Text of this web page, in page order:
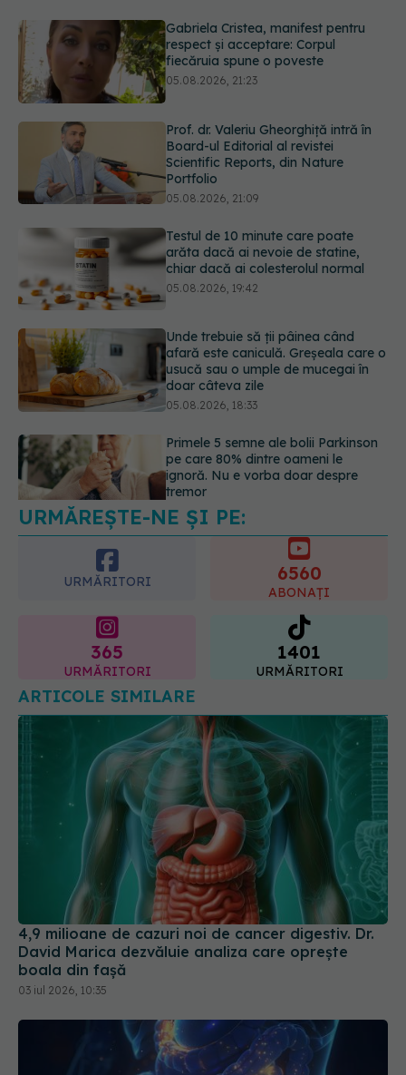
Prof. dr. Valeriu Gheorghiță intră în
Board-ul Editorial al revistei
Scientific Reports, din Nature
Portfolio
Testul de 10 minute care poate
arăta dacă ai nevoie de statine,
chiar dacă ai colesterolul normal
05.08.2026, 19:42
Unde trebuie să ții pâinea când
afară este caniculă. Greșeala care o
usucă sau o umple de mucegai în
doar câteva zile
Primele 5 semne ale bolii Parkinson
pe care 80% dintre oameni le
ignoră. Nu e vorba doar despre
tremor
05.08.2026, 17:31
Gabriela Cristea, manifest pentru
respect și acceptare: Corpul
fiecăruia spune o poveste
URMĂREȘTE-NE ȘI PE:
URMĂRITORI 6560
ABONAȚI
365
URMĂRITORI
1401
URMĂRITORI
ARTICOLE SIMILARE
4,9 milioane de cazuri noi de cancer digestiv. Dr.
David Marica dezvăluie analiza care oprește
boala din fașă
03 iul 2026, 10:35